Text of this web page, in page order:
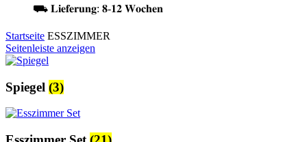
⛟ 𝐋𝐢𝐞𝐟𝐞𝐫𝐮𝐧𝐠: 𝟖-𝟏𝟐 𝐖𝐨𝐜𝐡𝐞𝐧
Startseite ESSZIMMER
Seitenleiste anzeigen
Spiegel (3)